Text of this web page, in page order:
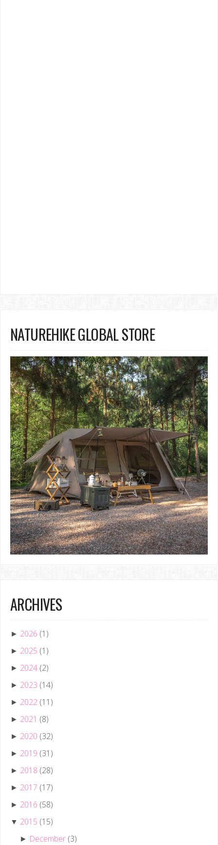
NATUREHIKE GLOBAL STORE
ARCHIVES
► 2026 (1)
► 2025 (1)
► 2024 (2)
► 2023 (14)
► 2022 (11)
► 2021 (8)
► 2020 (32)
► 2019 (31)
► 2018 (28)
► 2017 (17)
► 2016 (58)
▼ 2015 (15)
► December (3)